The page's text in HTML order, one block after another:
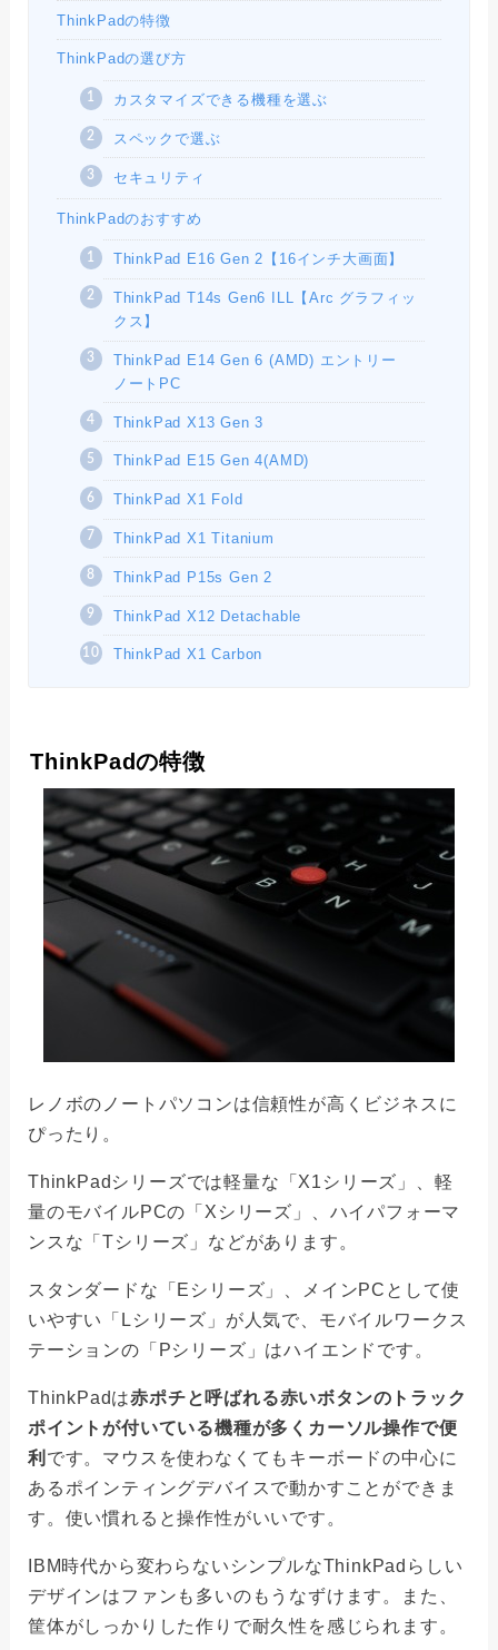
ThinkPadの特徴
ThinkPadの選び方
カスタマイズできる機種を選ぶ
スペックで選ぶ
セキュリティ
ThinkPadのおすすめ
ThinkPad E16 Gen 2【16インチ大画面】
ThinkPad T14s Gen6 ILL【Arc グラフィッ
クス】
ThinkPad E14 Gen 6 (AMD) エントリー
ノートPC
ThinkPad X13 Gen 3
ThinkPad E15 Gen 4(AMD)
ThinkPad X1 Fold
ThinkPad X1 Titanium
ThinkPad P15s Gen 2
ThinkPad X12 Detachable
ThinkPad X1 Carbon
ThinkPadの特徴
レノボのノートパソコンは信頼性が高くビジネスに
ぴったり。
ThinkPadシリーズでは軽量な「X1シリーズ」、軽
量のモバイルPCの「Xシリーズ」、ハイパフォーマ
ンスな「Tシリーズ」などがあります。
スタンダードな「Eシリーズ」、メインPCとして使
いやすい「Lシリーズ」が人気で、モバイルワークス
テーションの「Pシリーズ」はハイエンドです。
ThinkPadは赤ポチと呼ばれる赤いボタンのトラック
ポイントが付いている機種が多くカーソル操作で便
利 です。マウスを使わなくてもキーボードの中心に
あるポインティングデバイスで動かすことができま
す。使い慣れると操作性がいいです。
IBM時代から変わらないシンプルなThinkPadらしい
デザインはファンも多いのもうなずけます。また、
筐体がしっかりした作りで耐久性を感じられます。